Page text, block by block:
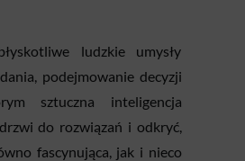
ludzkie umysły
podejmowanie decyzji
sztuczna inteligencja
do rozwiązań i odkryć,
fascynująca, jak i nieco